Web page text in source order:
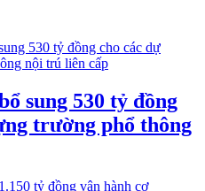
sung 530 tỷ đồng
trường phổ thông